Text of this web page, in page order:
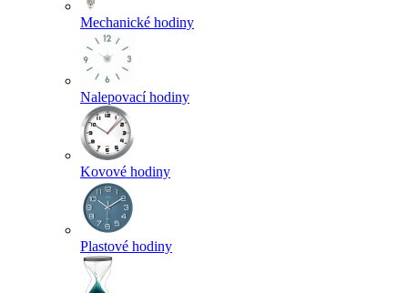
Mechanické hodiny
Nalepovací hodiny
Kovové hodiny
Plastové hodiny